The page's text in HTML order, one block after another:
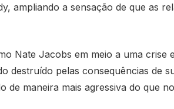
ampliando a sensação de que as
Nate Jacobs em meio a uma crise
destruído pelas consequências de
de maneira mais agressiva do que